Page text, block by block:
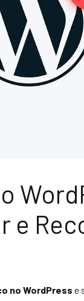
e
no WordPress e